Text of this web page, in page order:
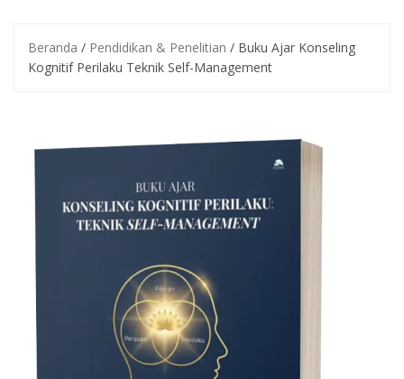
Beranda / Pendidikan & Penelitian / Buku Ajar Konseling
Kognitif Perilaku Teknik Self-Management